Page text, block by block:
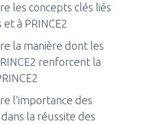
les concepts clés liés
à PRINCE2
la manière dont les
renforcent la
l’importance des
la réussite des